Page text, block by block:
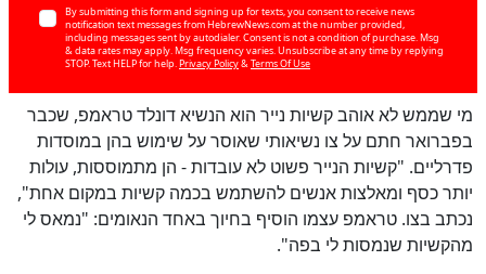
By submitting this form and signing up for texts, you consent to receive news
notification text messages from HebrewNews.com at the number provided,
including messages sent by autodialer. Consent is not a condition of purchase. Msg
& data rates may apply. Msg frequency varies. Unsubscribe at any time by replying
STOP. Text HELP for help. Privacy Policy& Terms Of Use
מי שממש לא אוהב קשיות נייר הוא הנשיא דונלד טראמפ, שכבר
בפברואר חתם על צו נשיאותי שאוסר על שימוש בהן במוסדות
פדרליים. "קשיות הנייר פשוט לא עובדות - הן מתמוססות, עולות
יותר כסף ומאלצות אנשים להשתמש בכמה קשיות במקום אחת",
נכתב בצו. טראמפ עצמו הוסיף בחיוך באחד הנאומים: "נמאס לי
מהקשיות שנמסות לי בפה".
כן